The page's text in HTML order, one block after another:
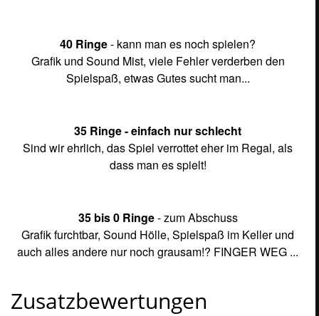
40 Ringe- kann man es noch spielen?
Grafik und Sound Mist, viele Fehler verderben den
Spielspaß, etwas Gutes sucht man...
35 Ringe - einfach nur schlecht
Sind wir ehrlich, das Spiel verrottet eher im Regal, als
dass man es spielt!
35 bis 0 Ringe- zum Abschuss
Grafik furchtbar, Sound Hölle, Spielspaß im Keller und
auch alles andere nur noch grausam!? FINGER WEG ...
Zusatzbewertungen